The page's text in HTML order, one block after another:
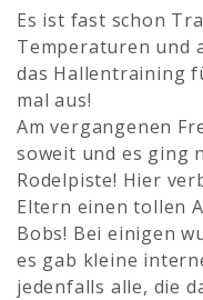
Es ist fast schon
Temperaturen und
das Hallentraining
mal aus!
Am vergangenen
soweit und es ging
Rodelpiste! Hier
Eltern einen tollen
Bobs! Bei einigen
es gab kleine
jedenfalls alle, die